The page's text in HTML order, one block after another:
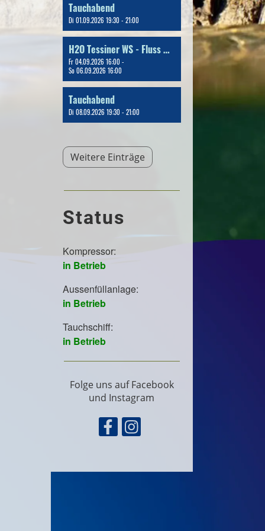
Tauchabend
Di 01.09.2026 19:30 - 21:00
H2O Tessiner WS - Fluss & Bergseetauchen
Fr 04.09.2026 16:00 -
So 06.09.2026 16:00
Tauchabend
Di 08.09.2026 19:30 - 21:00
Weitere Einträge
Status
Folge uns auf Facebook
und Instagram